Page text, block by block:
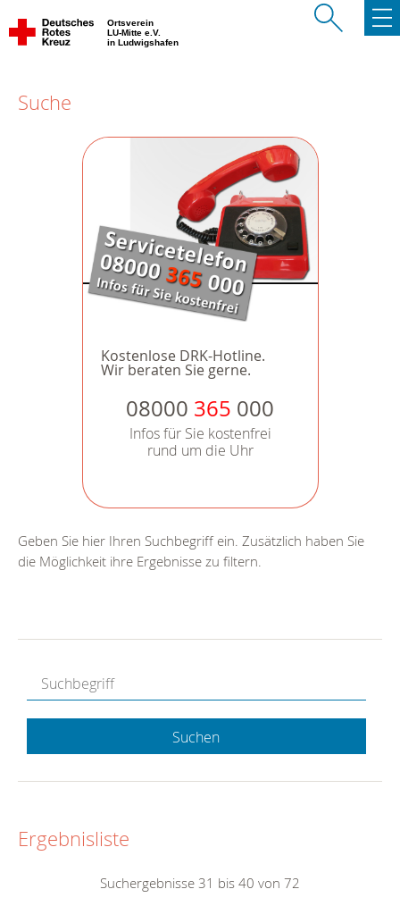
Ortsverein
LU-Mitte e.V.
in Ludwigshafen
Suche
Kostenlose DRK-Hotline.
Wir beraten Sie gerne.
08000 365 000
Infos für Sie kostenfrei
rund um die Uhr
Geben Sie hier Ihren Suchbegriff ein. Zusätzlich haben Sie
die Möglichkeit ihre Ergebnisse zu filtern.
Suchen
Ergebnisliste
Suchergebnisse 31 bis 40 von 72